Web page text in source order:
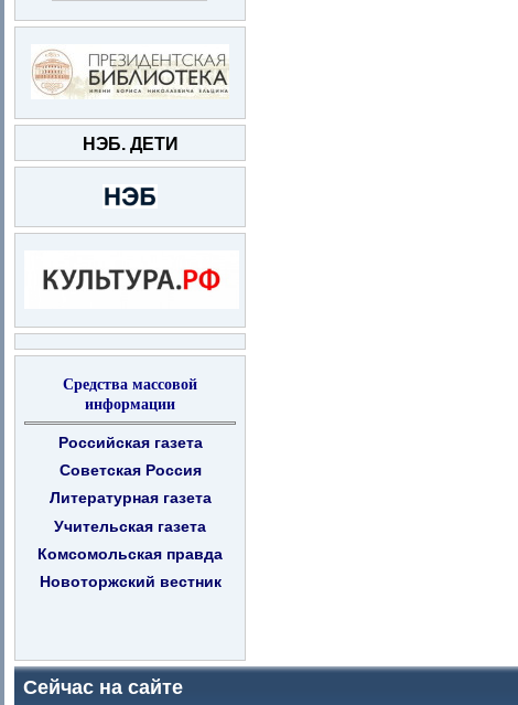
НЭБ. ДЕТИ
Средства массовой
информации
Российская газета
Советская Россия
Литературная газета
Учительская газета
Комсомольская правда
Новоторжский вестник
Сейчас на сайте